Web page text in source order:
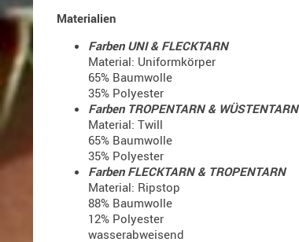
Materialien
Farben UNI & FLECKTARN
Material: Uniformkörper
65% Baumwolle
35% Polyester
Farben TROPENTARN & WÜSTENTARN
Material: Twill
65% Baumwolle
35% Polyester
Farben FLECKTARN & TROPENTARN
Material: Ripstop
88% Baumwolle
12% Polyester
wasserabweisend